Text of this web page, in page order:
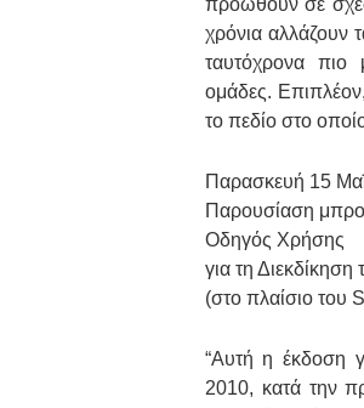
χρόνια αλλάζουν
ταυτόχρονα πιο
ομάδες.
το πεδίο στο
Παρασκευή 15
Παρουσίαση
Οδηγός Χρήσης
για τη Διεκδίκηση
(στο πλαίσιο του
“Αυτή η έκδοση
2010, κατά την